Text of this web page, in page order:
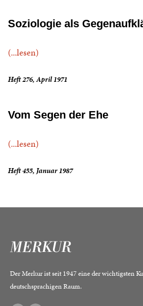
Soziologie als
(...lesen)
Heft 276, April 1971
Vom Segen der Ehe
(...lesen)
Heft 455, Januar 1987
Der Merkur ist seit 1947 eine der wichtigsten
deutschsprachigen Raum.